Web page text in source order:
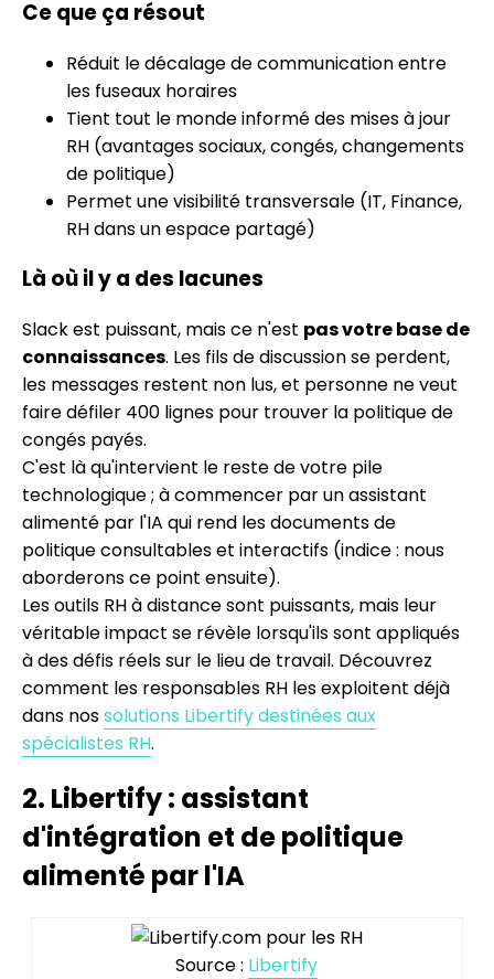
Ce que ça résout
Réduit le décalage de communication entre
les fuseaux horaires
Tient tout le monde informé des mises à jour
RH (avantages sociaux, congés, changements
de politique)
Permet une visibilité transversale (IT, Finance,
RH dans un espace partagé)
Là où il y a des lacunes
Slack est puissant, mais ce n'est pas votre base de
connaissances. Les fils de discussion se perdent,
les messages restent non lus, et personne ne veut
faire défiler 400 lignes pour trouver la politique de
congés payés.
C'est là qu'intervient le reste de votre pile
technologique ; à commencer par un assistant
alimenté par l'IA qui rend les documents de
politique consultables et interactifs (indice : nous
aborderons ce point ensuite).
Les outils RH à distance sont puissants, mais leur
véritable impact se révèle lorsqu'ils sont appliqués
à des défis réels sur le lieu de travail. Découvrez
comment les responsables RH les exploitent déjà
dans nossolutions Libertify destinées aux
spécialistes RH.
2. Libertify : assistant
d'intégration et de politique
alimenté par l'IA
Source : Libertify